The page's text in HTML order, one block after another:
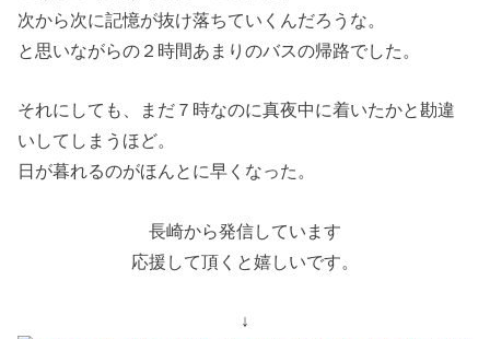
次から次に記憶が抜け落ちていくんだろうな。
と思いながらの２時間あまりのバスの帰路でした。
それにしても、まだ７時なのに真夜中に着いたかと勘違
いしてしまうほど。
日が暮れるのがほんとに早くなった。
長崎から発信しています
応援して頂くと嬉しいです。
↓